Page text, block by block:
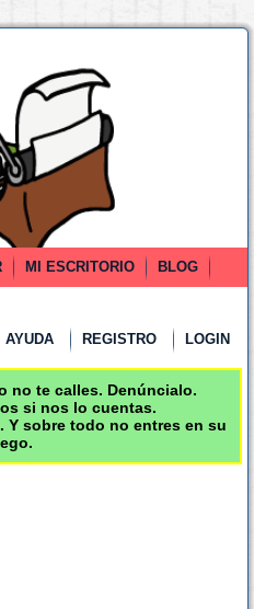
MI ESCRITORIO
BLOG
AYUDA REGISTRO LOGIN
no te calles. Denúncialo.
si nos lo cuentas.
Y sobre todo no entres en su